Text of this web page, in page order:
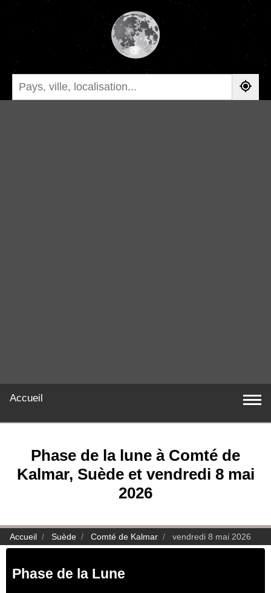
Accueil
Phase de la lune à Comté de
Kalmar, Suède et vendredi 8 mai
2026
Accueil Suède Comté de Kalmar vendredi 8 mai 2026
Phase de la Lune